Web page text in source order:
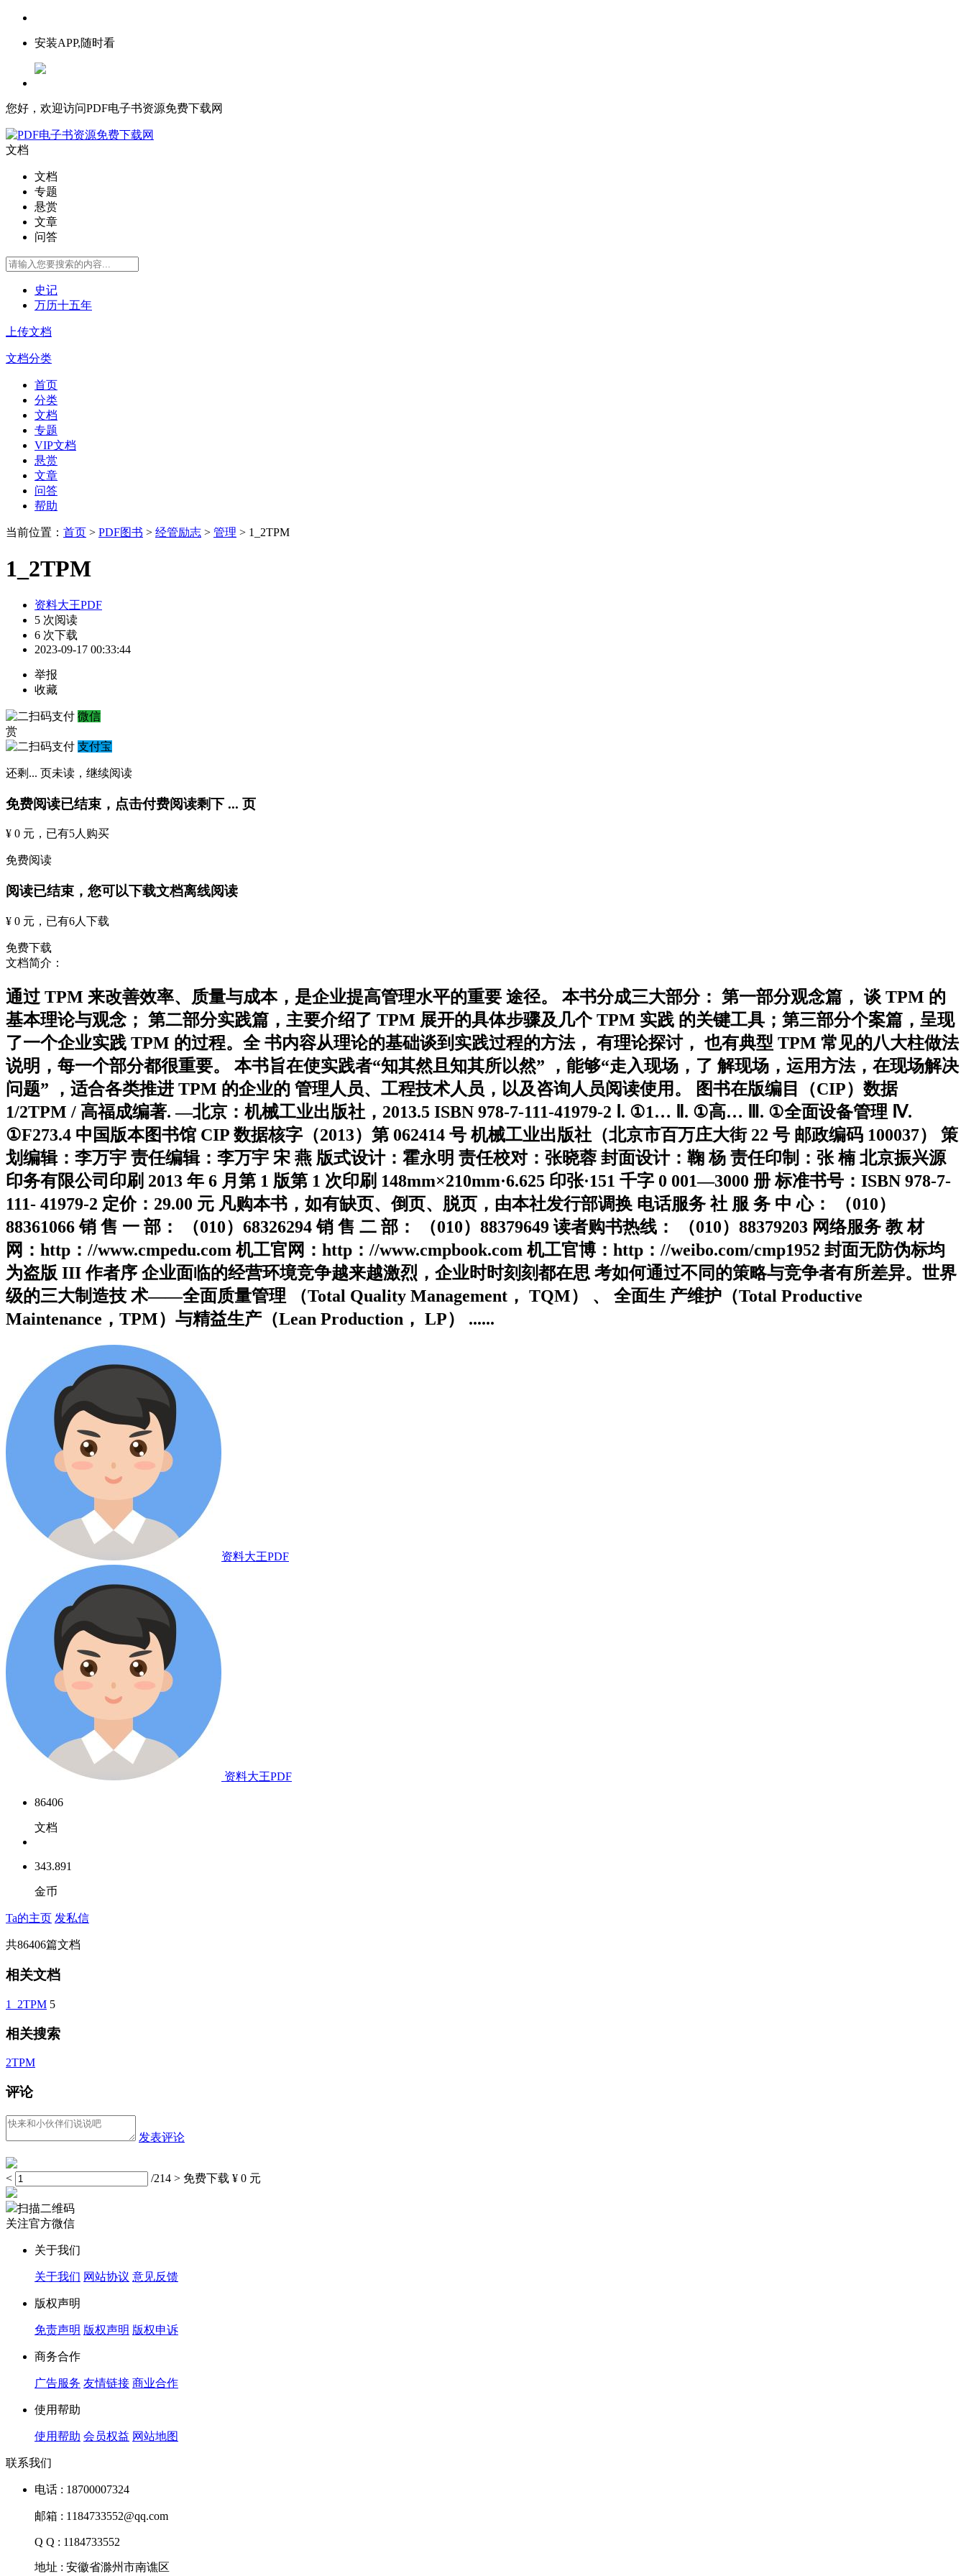
安装APP,随时看
您好，欢迎访问PDF电子书资源免费下载网
文档
文档
专题
悬赏
文章
问答
史记
万历十五年
上传文档
文档分类
首页
分类
文档
专题
VIP文档
悬赏
文章
问答
帮助
当前位置： 首页 > PDF图书 > 经管励志 > 管理 > 1_2TPM
1_2TPM
资料大王PDF
5 次阅读
6 次下载
2023-09-17 00:33:44
举报
收藏
微信
赏
支付宝
还剩 ... 页未读， 继续阅读
免费阅读已结束，点击付费阅读剩下 ... 页
¥ 0 元 ，已有5人购买
免费阅读
阅读已结束，您可以下载文档离线阅读
¥ 0 元 ，已有6人下载
免费下载
文档简介：
通过 TPM 来改善效率、质量与成本，是企业提高管理水平的重要 途径。 本书分成三大部分： 第一部分观念篇， 谈 TPM 的
基本理论与观念； 第二部分实践篇，主要介绍了 TPM 展开的具体步骤及几个 TPM 实践 的关键工具；第三部分个案篇，呈现
了一个企业实践 TPM 的过程。全 书内容从理论的基础谈到实践过程的方法， 有理论探讨， 也有典型 TPM 常见的八大柱做法
说明，每一个部分都很重要。 本书旨在使实践者“知其然且知其所以然” ，能够“走入现场，了 解现场，运用方法，在现场解决
问题” ，适合各类推进 TPM 的企业的 管理人员、工程技术人员，以及咨询人员阅读使用。 图书在版编目（CIP）数据
1/2TPM / 高福成编著. —北京：机械工业出版社，2013.5 ISBN 978-7-111-41979-2 Ⅰ. ①1… Ⅱ. ①高… Ⅲ. ①全面设备管理 Ⅳ.
①F273.4 中国版本图书馆 CIP 数据核字（2013）第 062414 号 机械工业出版社（北京市百万庄大街 22 号 邮政编码 100037） 策
划编辑：李万宇 责任编辑：李万宇 宋 燕 版式设计：霍永明 责任校对：张晓蓉 封面设计：鞠 杨 责任印制：张 楠 北京振兴源
印务有限公司印刷 2013 年 6 月第 1 版第 1 次印刷 148mm×210mm·6.625 印张·151 千字 0 001—3000 册 标准书号：ISBN 978-7-
111- 41979-2 定价：29.00 元 凡购本书，如有缺页、倒页、脱页，由本社发行部调换 电话服务 社 服 务 中 心： （010）
88361066 销 售 一 部： （010）68326294 销 售 二 部： （010）88379649 读者购书热线： （010）88379203 网络服务 教 材
网：http：//www.cmpedu.com 机工官网：http：//www.cmpbook.com 机工官博：http：//weibo.com/cmp1952 封面无防伪标均
为盗版 III 作者序 企业面临的经营环境竞争越来越激烈，企业时时刻刻都在思 考如何通过不同的策略与竞争者有所差异。世界
级的三大制造技 术——全面质量管理 （Total Quality Management， TQM） 、 全面生 产维护（Total Productive
Maintenance，TPM）与精益生产（Lean Production， LP） ......
资料大王PDF
资料大王PDF
86406
文档
343.891
金币
Ta的主页 发私信
共86406篇文档
相关文档
1_2TPM 5
相关搜索
2TPM
评论
发表评论
< /214 > 免费下载 ¥ 0 元
扫描二维码
关注官方微信
关于我们
关于我们 网站协议 意见反馈
版权声明
免责声明 版权声明 版权申诉
商务合作
广告服务 友情链接 商业合作
使用帮助
使用帮助 会员权益 网站地图
联系我们
电话 : 18700007324
邮箱 : 1184733552@qq.com
Q Q : 1184733552
地址 : 安徽省滁州市南谯区